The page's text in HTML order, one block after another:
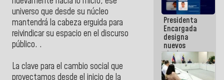
universo que desde su núcleo
mantendrá la cabeza erguida para
reivindicar su espacio en el discurso
público. .
La clave para el cambio social que
para
sabotear el
diálogo y
promover el
caos
Presidenta
Encargada
designa
nuevos
titulares en
el
Viceministerio